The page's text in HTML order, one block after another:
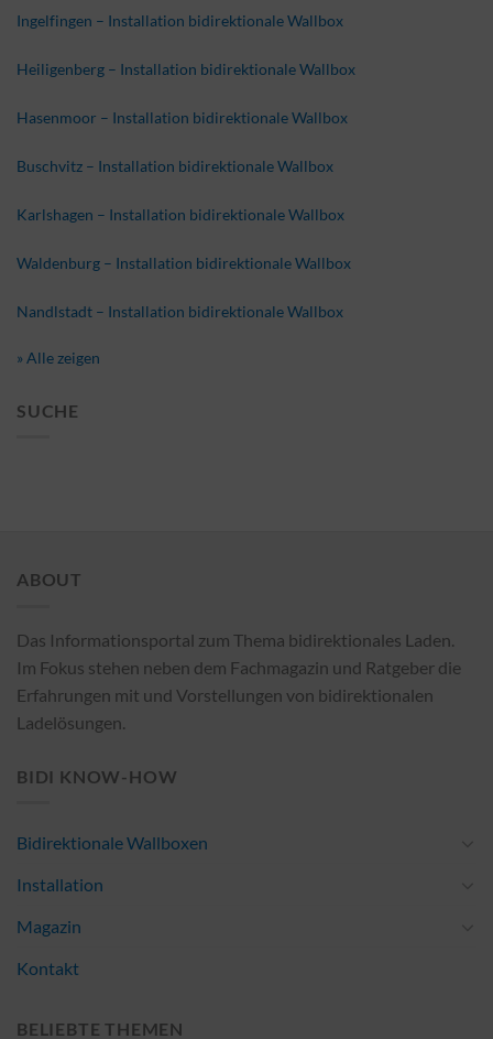
Ingelfingen – Installation bidirektionale Wallbox
Heiligenberg – Installation bidirektionale Wallbox
Hasenmoor – Installation bidirektionale Wallbox
Buschvitz – Installation bidirektionale Wallbox
Karlshagen – Installation bidirektionale Wallbox
Waldenburg – Installation bidirektionale Wallbox
Nandlstadt – Installation bidirektionale Wallbox
» Alle zeigen
SUCHE
ABOUT
Das Informationsportal zum Thema bidirektionales Laden.
Im Fokus stehen neben dem Fachmagazin und Ratgeber die
Erfahrungen mit und Vorstellungen von bidirektionalen
Ladelösungen.
BIDI KNOW-HOW
Bidirektionale Wallboxen
Installation
Magazin
Kontakt
BELIEBTE THEMEN